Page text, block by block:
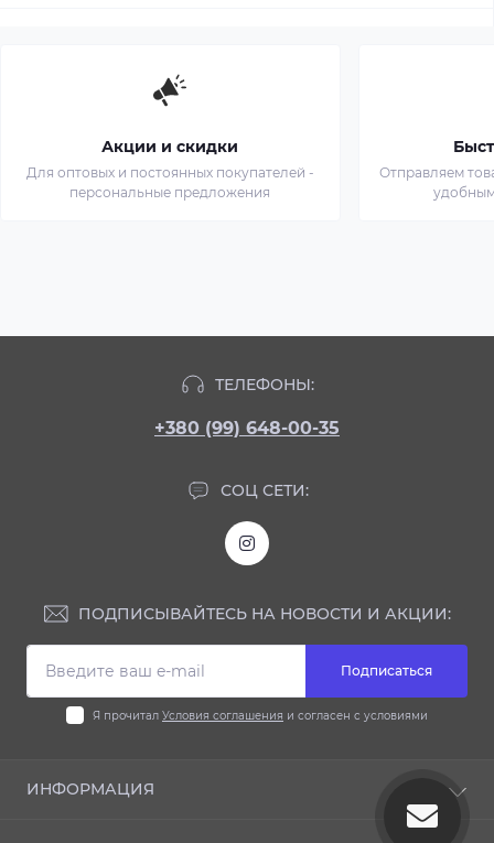
Акции и скидки
Для оптовых и постоянных покупателей -
персональные предложения
Отправляем
ТЕЛЕФОНЫ:
+380 (99) 648-00-35
СОЦ СЕТИ:
ПОДПИСЫВАЙТЕСЬ НА НОВОСТИ И АКЦИИ:
Подписаться
Я прочитал Условия соглашения и согласен с условиями
ИНФОРМАЦИЯ